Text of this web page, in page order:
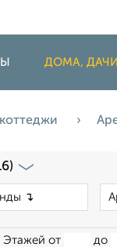
ДОМА,
Этажей от до